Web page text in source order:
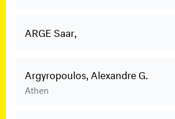
ARGE Saar,
Argyropoulos, Alexandre G.
Athen